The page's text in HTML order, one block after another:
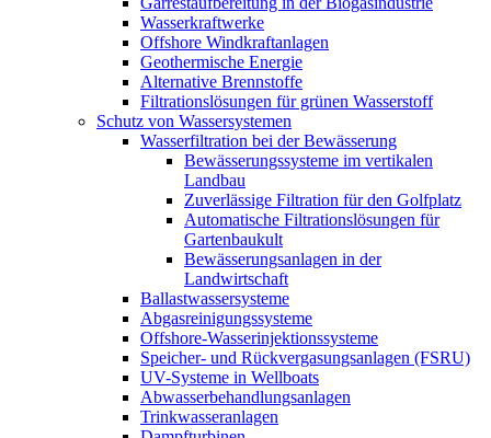
Wasserkraftwerke
Offshore Windkraftanlagen
Geothermische Energie
Alternative Brennstoffe
Filtrationslösungen für grünen Wasserstoff
Schutz von Wassersystemen
Wasserfiltration bei der Bewässerung
Bewässerungssysteme im vertikalen
Landbau
Zuverlässige Filtration für den Golfplatz
Automatische Filtrationslösungen für
Gartenbaukult
Bewässerungsanlagen in der
Landwirtschaft
Ballastwassersysteme
Abgasreinigungssysteme
Offshore-Wasserinjektionssysteme
Speicher- und Rückvergasungsanlagen (FSRU)
UV-Systeme in Wellboats
Abwasserbehandlungsanlagen
Trinkwasseranlagen